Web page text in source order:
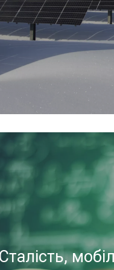
отримання
відвідайте наступну